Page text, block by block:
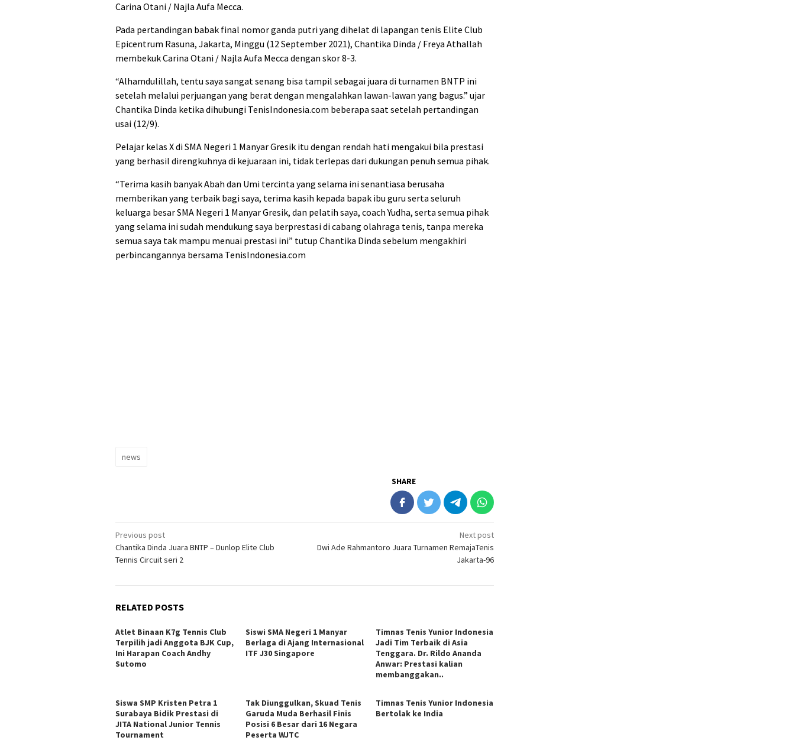
Carina Otani / Najla Aufa Mecca.
Pada pertandingan babak final nomor ganda putri yang dihelat di lapangan tenis Elite Club
Epicentrum Rasuna, Jakarta, Minggu (12 September 2021), Chantika Dinda / Freya Athallah
membekuk Carina Otani / Najla Aufa Mecca dengan skor 8-3.
“Alhamdulillah, tentu saya sangat senang bisa tampil sebagai juara di turnamen BNTP ini
setelah melalui perjuangan yang berat dengan mengalahkan lawan-lawan yang bagus.” ujar
Chantika Dinda ketika dihubungi TenisIndonesia.com beberapa saat setelah pertandingan
usai (12/9).
Pelajar kelas X di SMA Negeri 1 Manyar Gresik itu dengan rendah hati mengakui bila prestasi
yang berhasil direngkuhnya di kejuaraan ini, tidak terlepas dari dukungan penuh semua pihak.
“Terima kasih banyak Abah dan Umi tercinta yang selama ini senantiasa berusaha
memberikan yang terbaik bagi saya, terima kasih kepada bapak ibu guru serta seluruh
keluarga besar SMA Negeri 1 Manyar Gresik, dan pelatih saya, coach Yudha, serta semua pihak
yang selama ini sudah mendukung saya berprestasi di cabang olahraga tenis, tanpa mereka
semua saya tak mampu menuai prestasi ini” tutup Chantika Dinda sebelum mengakhiri
perbincangannya bersama TenisIndonesia.com
news
SHARE
Post
navigation
Previous post
Chantika Dinda Juara BNTP – Dunlop Elite Club
Tennis Circuit seri 2
Next post
Dwi Ade Rahmantoro Juara Turnamen RemajaTenis
Jakarta-96
RELATED POSTS
Atlet Binaan K7g Tennis Club
Terpilih jadi Anggota BJK Cup,
Ini Harapan Coach Andhy
Sutomo
Siswi SMA Negeri 1 Manyar
Berlaga di Ajang Internasional
ITF J30 Singapore
Timnas Tenis Yunior Indonesia
Jadi Tim Terbaik di Asia
Tenggara. Dr. Rildo Ananda
Anwar: Prestasi kalian
membanggakan..
Siswa SMP Kristen Petra 1
Surabaya Bidik Prestasi di
JITA National Junior Tennis
Tournament
Tak Diunggulkan, Skuad Tenis
Garuda Muda Berhasil Finis
Posisi 6 Besar dari 16 Negara
Peserta WJTC
Timnas Tenis Yunior Indonesia
Bertolak ke India